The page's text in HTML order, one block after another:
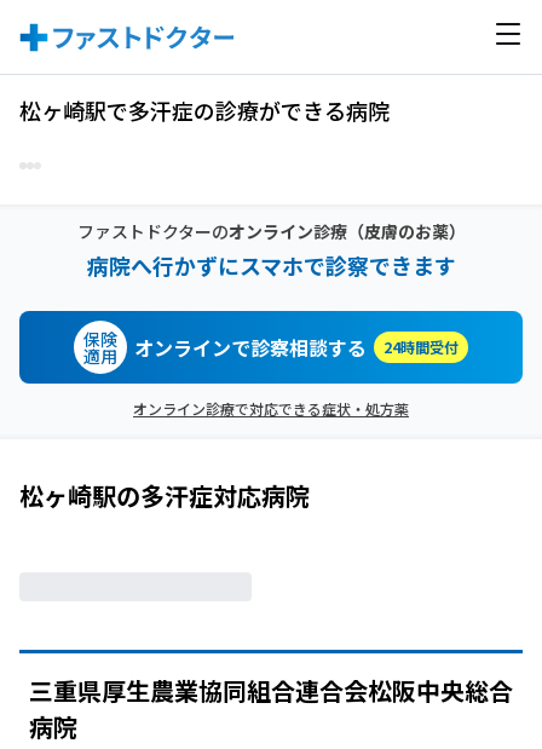
松ヶ崎駅で多汗症の診療ができる病院
ファストドクターのオンライン診療（皮膚のお薬）
病院へ行かずにスマホで診察できます
保険
適用 オンラインで診察相談する 24時間受付
オンライン診療で対応できる症状・処方薬
松ヶ崎駅の多汗症対応病院
三重県厚生農業協同組合連合会松阪中央総合
病院